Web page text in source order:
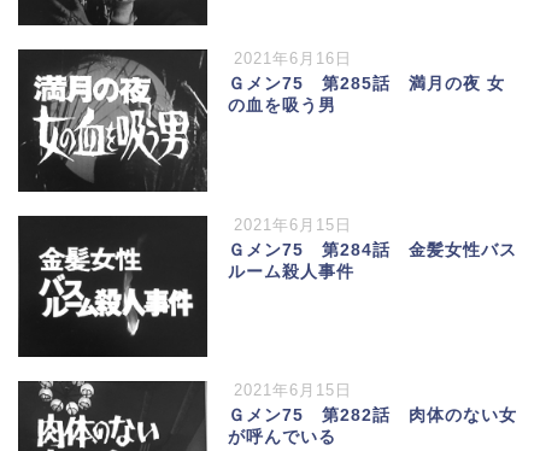
2021年6月16日
Ｇメン75 第285話 満月の夜 女
の血を吸う男
2021年6月15日
Ｇメン75 第284話 金髪女性バス
ルーム殺人事件
2021年6月15日
Ｇメン75 第282話 肉体のない女
が呼んでいる